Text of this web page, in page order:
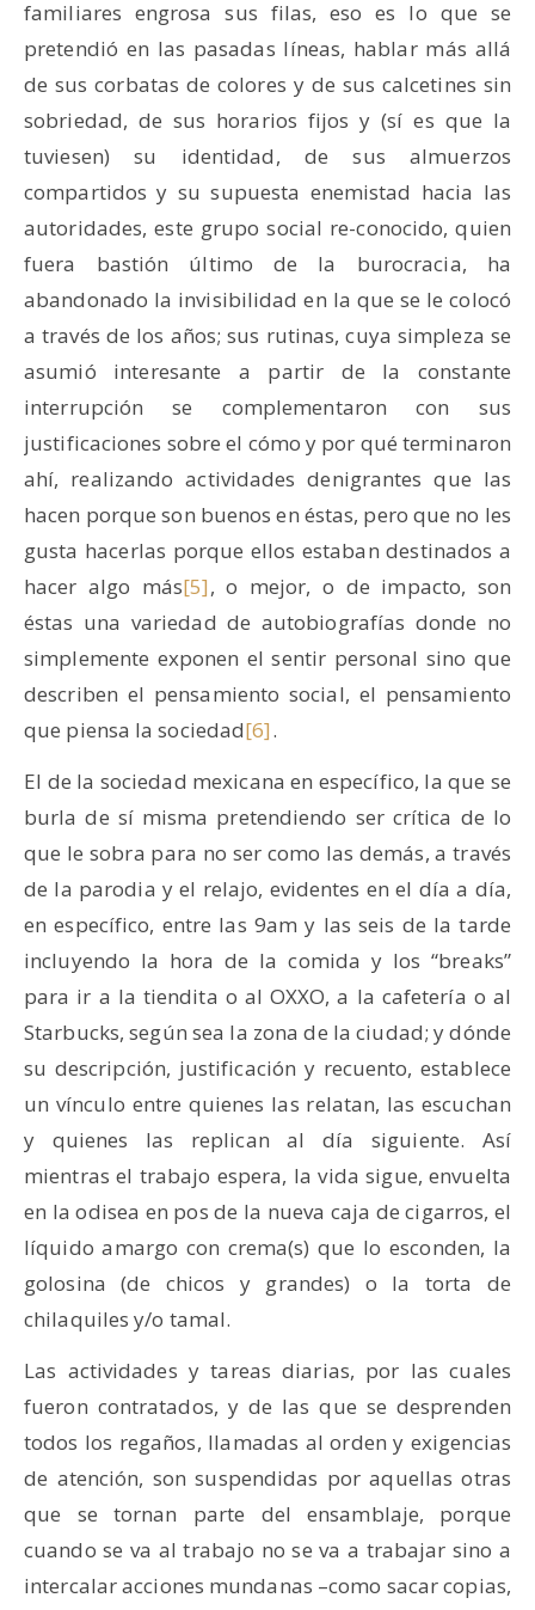
familiares engrosa sus filas, eso es lo que se
pretendió en las pasadas líneas, hablar más allá
de sus corbatas de colores y de sus calcetines sin
sobriedad, de sus horarios fijos y (sí es que la
tuviesen) su identidad, de sus almuerzos
compartidos y su supuesta enemistad hacia las
autoridades, este grupo social re-conocido, quien
fuera bastión último de la burocracia, ha
abandonado la invisibilidad en la que se le colocó
a través de los años; sus rutinas, cuya simpleza se
asumió interesante a partir de la constante
interrupción se complementaron con sus
justificaciones sobre el cómo y por qué terminaron
ahí, realizando actividades denigrantes que las
hacen porque son buenos en éstas, pero que no les
gusta hacerlas porque ellos estaban destinados a
hacer algo más[5], o mejor, o de impacto, son
éstas una variedad de autobiografías donde no
simplemente exponen el sentir personal sino que
describen el pensamiento social, el pensamiento
que piensa la sociedad[6].
El de la sociedad mexicana en específico, la que se
burla de sí misma pretendiendo ser crítica de lo
que le sobra para no ser como las demás, a través
de la parodia y el relajo, evidentes en el día a día,
en específico, entre las 9am y las seis de la tarde
incluyendo la hora de la comida y los “breaks”
para ir a la tiendita o al OXXO, a la cafetería o al
Starbucks, según sea la zona de la ciudad; y dónde
su descripción, justificación y recuento, establece
un vínculo entre quienes las relatan, las escuchan
y quienes las replican al día siguiente. Así
mientras el trabajo espera, la vida sigue, envuelta
en la odisea en pos de la nueva caja de cigarros, el
líquido amargo con crema(s) que lo esconden, la
golosina (de chicos y grandes) o la torta de
chilaquiles y/o tamal.
Las actividades y tareas diarias, por las cuales
fueron contratados, y de las que se desprenden
todos los regaños, llamadas al orden y exigencias
de atención, son suspendidas por aquellas otras
que se tornan parte del ensamblaje, porque
cuando se va al trabajo no se va a trabajar sino a
intercalar acciones mundanas –como sacar copias,